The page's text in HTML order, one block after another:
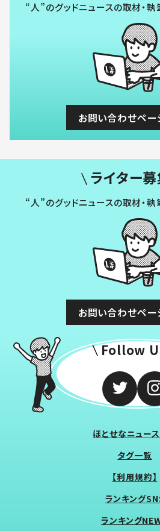
“人”のグッドニュースの取材・
お問い合わせペー
ライター募
“人”のグッドニュースの取材・
お問い合わせペー
Follow
ほとせなニュー
タグ一覧
【利用規約】
ランキング
ランキング